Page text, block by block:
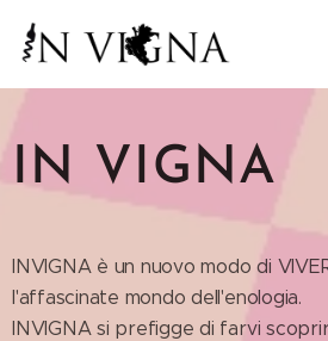
IN VIGNA
INVIGNA è un nuovo modo di
l'affascinate mondo dell'enologia.
INVIGNA si prefigge di farvi